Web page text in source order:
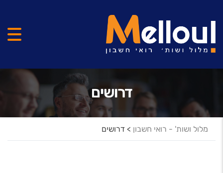
דרושים
מלול ושות' - רואי חשבון > דרושים